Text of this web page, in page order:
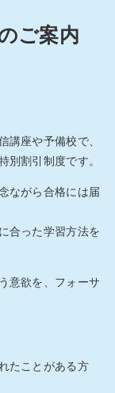
ご案内
講座や予備校で、
別割引制度です。
ながら合格には届
合った学習方法を
意欲を、フォーサ
たことがある方